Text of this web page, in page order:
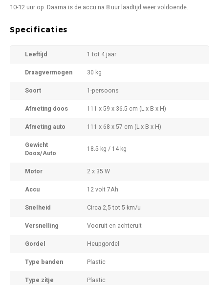
10-12 uur op. Daarna is de accu na 8 uur laadtijd weer voldoende.
Specificaties
Leeftijd 1 tot 4 jaar
Draagvermogen 30 kg
Soort 1-persoons
Afmeting doos 111 x 59 x 36.5 cm (L x B x H)
Afmeting auto 111 x 68 x 57 cm (L x B x H)
Gewicht
Doos/Auto
18.5 kg / 14 kg
Motor 2 x 35 W
Accu 12 volt 7Ah
Snelheid Circa 2,5 tot 5 km/u
Versnelling Vooruit en achteruit
Gordel Heupgordel
Type banden Plastic
Type zitje Plastic